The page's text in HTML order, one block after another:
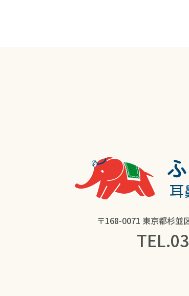
〒168-0071 東京都杉並
TEL.